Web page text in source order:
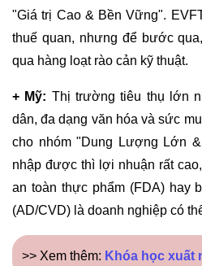
"Giá trị Cao & Bền Vững".
thuế quan, nhưng để bước
qua hàng loạt rào cản kỹ thuật.
+ Mỹ: Thị trường tiêu thụ lớn
dân, đa dạng văn hóa và sức
cho nhóm "Dung Lượng Lớn
nhập được thì lợi nhuận rất
an toàn thực phẩm (FDA) hay
(AD/CVD) là doanh nghiệp có
>> Xem thêm: Khóa học xuất